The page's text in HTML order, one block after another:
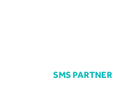
SMS PARTNER